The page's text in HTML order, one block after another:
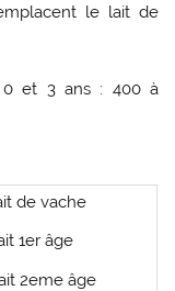
le lait de
0 et 3 ans : 400 à
de vache
1er âge
2eme âge